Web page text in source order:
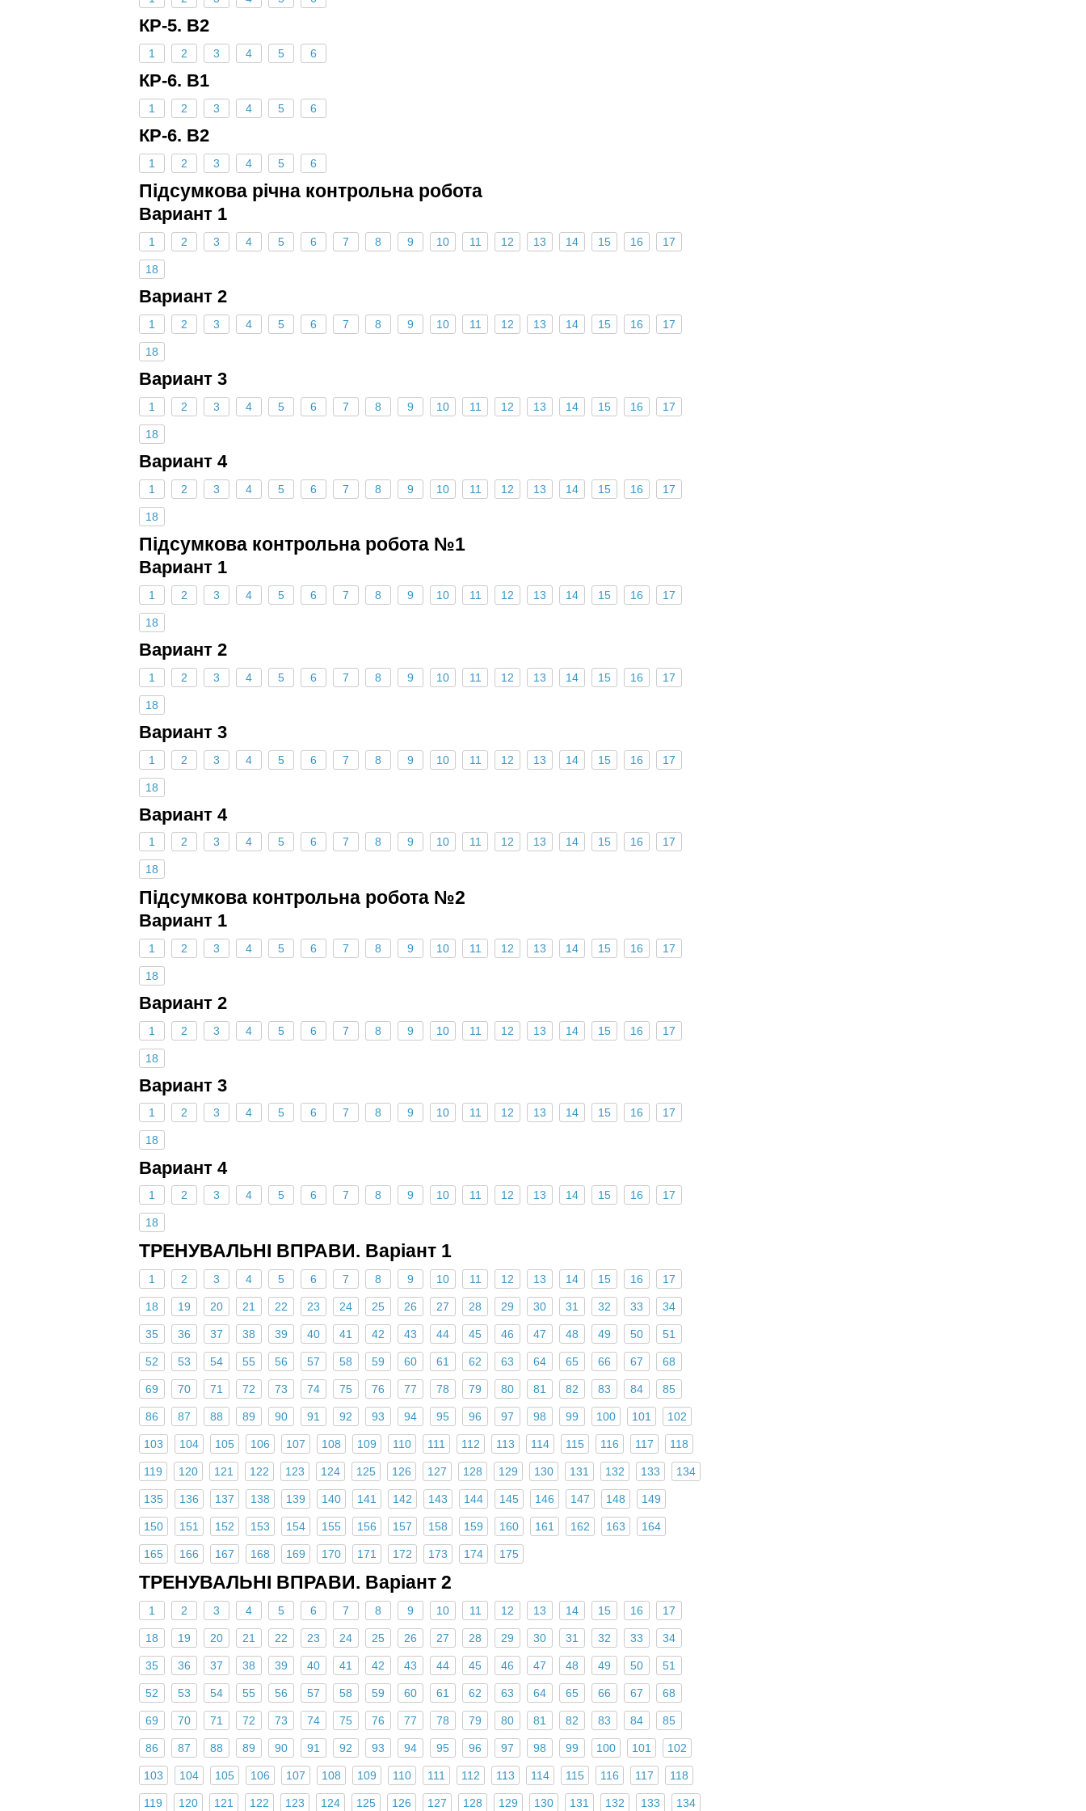
КР-5. В2
1 2 3 4 5 6
КР-6. В1
1 2 3 4 5 6
КР-6. В2
1 2 3 4 5 6
Підсумкова річна контрольна робота
Вариант 1
1 2 3 4 5 6 7 8 9 10 11 12 13 14 15 16 17
18
Вариант 2
1 2 3 4 5 6 7 8 9 10 11 12 13 14 15 16 17
18
Вариант 3
1 2 3 4 5 6 7 8 9 10 11 12 13 14 15 16 17
18
Вариант 4
1 2 3 4 5 6 7 8 9 10 11 12 13 14 15 16 17
18
Підсумкова контрольна робота №1
Вариант 1
1 2 3 4 5 6 7 8 9 10 11 12 13 14 15 16 17
18
Вариант 2
1 2 3 4 5 6 7 8 9 10 11 12 13 14 15 16 17
18
Вариант 3
1 2 3 4 5 6 7 8 9 10 11 12 13 14 15 16 17
18
Вариант 4
1 2 3 4 5 6 7 8 9 10 11 12 13 14 15 16 17
18
Підсумкова контрольна робота №2
Вариант 1
1 2 3 4 5 6 7 8 9 10 11 12 13 14 15 16 17
18
Вариант 2
1 2 3 4 5 6 7 8 9 10 11 12 13 14 15 16 17
18
Вариант 3
1 2 3 4 5 6 7 8 9 10 11 12 13 14 15 16 17
18
Вариант 4
1 2 3 4 5 6 7 8 9 10 11 12 13 14 15 16 17
18
ТРЕНУВАЛЬНІ ВПРАВИ. Варіант 1
1 2 3 4 5 6 7 8 9 10 11 12 13 14 15 16 17
18 19 20 21 22 23 24 25 26 27 28 29 30 31 32 33 34
35 36 37 38 39 40 41 42 43 44 45 46 47 48 49 50 51
52 53 54 55 56 57 58 59 60 61 62 63 64 65 66 67 68
69 70 71 72 73 74 75 76 77 78 79 80 81 82 83 84 85
86 87 88 89 90 91 92 93 94 95 96 97 98 99 100 101 102
103 104 105 106 107 108 109 110 111 112 113 114 115 116 117 118
119 120 121 122 123 124 125 126 127 128 129 130 131 132 133 134
135 136 137 138 139 140 141 142 143 144 145 146 147 148 149
150 151 152 153 154 155 156 157 158 159 160 161 162 163 164
165 166 167 168 169 170 171 172 173 174 175
ТРЕНУВАЛЬНІ ВПРАВИ. Варіант 2
1 2 3 4 5 6 7 8 9 10 11 12 13 14 15 16 17
18 19 20 21 22 23 24 25 26 27 28 29 30 31 32 33 34
35 36 37 38 39 40 41 42 43 44 45 46 47 48 49 50 51
52 53 54 55 56 57 58 59 60 61 62 63 64 65 66 67 68
69 70 71 72 73 74 75 76 77 78 79 80 81 82 83 84 85
86 87 88 89 90 91 92 93 94 95 96 97 98 99 100 101 102
103 104 105 106 107 108 109 110 111 112 113 114 115 116 117 118
119 120 121 122 123 124 125 126 127 128 129 130 131 132 133 134